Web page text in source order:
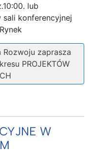
lub
konferencyjnej
Rozwoju zaprasza
PROJEKTÓW
W